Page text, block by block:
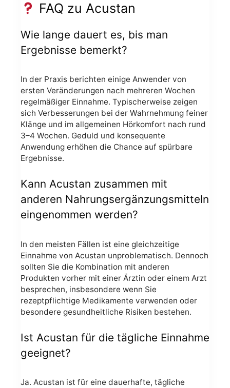
FAQ zu Acustan
Wie lange dauert es, bis man
Ergebnisse bemerkt?
In der Praxis berichten einige Anwender von
ersten Veränderungen nach mehreren Wochen
regelmäßiger Einnahme. Typischerweise zeigen
sich Verbesserungen bei der Wahrnehmung feiner
Klänge und im allgemeinen Hörkomfort nach rund
3–4 Wochen. Geduld und konsequente
Anwendung erhöhen die Chance auf spürbare
Ergebnisse.
Kann Acustan zusammen mit
anderen Nahrungsergänzungsmitteln
eingenommen werden?
In den meisten Fällen ist eine gleichzeitige
Einnahme von Acustan unproblematisch. Dennoch
sollten Sie die Kombination mit anderen
Produkten vorher mit einer Ärztin oder einem Arzt
besprechen, insbesondere wenn Sie
rezeptpflichtige Medikamente verwenden oder
besondere gesundheitliche Risiken bestehen.
Ist Acustan für die tägliche Einnahme
geeignet?
Ja. Acustan ist für eine dauerhafte, tägliche